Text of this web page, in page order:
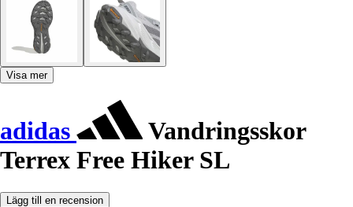
Visa mer
adidas
Vandringsskor
Terrex Free Hiker SL
Lägg till en recension